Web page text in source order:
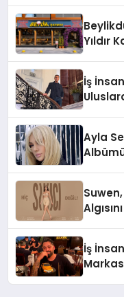
Yıldır
İş
Ayla
İş